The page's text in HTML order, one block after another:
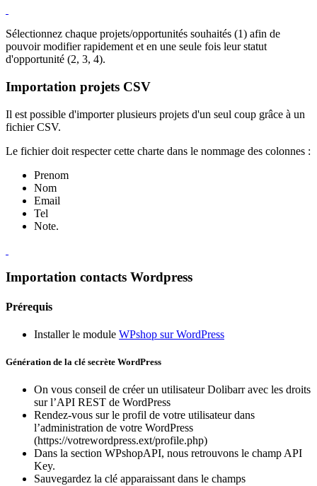
Sélectionnez chaque projets/opportunités souhaités (1) afin de
pouvoir modifier rapidement et en une seule fois leur statut
d'opportunité (2, 3, 4).
Importation projets CSV
Il est possible d'importer plusieurs projets d'un seul coup grâce à un
fichier CSV.
Le fichier doit respecter cette charte dans le nommage des colonnes :
Prenom
Nom
Email
Tel
Note.
Importation contacts Wordpress
Prérequis
Installer le module WPshop sur WordPress
Génération de la clé secrète WordPress
On vous conseil de créer un utilisateur Dolibarr avec les droits
sur l’API REST de WordPress
Rendez-vous sur le profil de votre utilisateur dans
l’administration de votre WordPress
(https://votrewordpress.ext/profile.php)
Dans la section WPshopAPI, nous retrouvons le champ API
Key.
Sauvegardez la clé apparaissant dans le champs